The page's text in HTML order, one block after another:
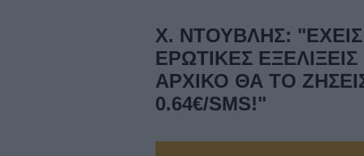
Χ. ΝΤΟΥΒΛΗΣ:
ΕΡΩΤΙΚΕΣ
ΑΡΧΙΚΟ ΘΑ ΤΟ
0.64€/SMS!"